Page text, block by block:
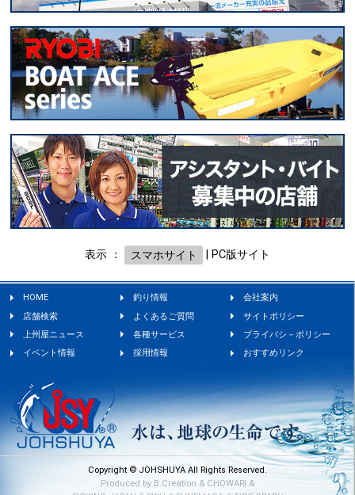
表示 ： スマホサイト PC版サイト
HOME 釣り情報
会社案内
店舗検索
よくあるご質問
サイトポリシー
上州屋ニュース
各種サービス
プライバシ－ポリシー
イベント情報
採用情報 おすすめリンク
Copyright © JOHSHUYA All Rights Reserved.
Produced by B.Creation & CHOWARI &